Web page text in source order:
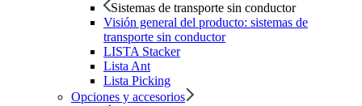
Sistemas de transporte sin conductor
Visión general del producto: sistemas de
transporte sin conductor
LISTA Stacker
Lista Ant
Lista Picking
Opciones y accesorios